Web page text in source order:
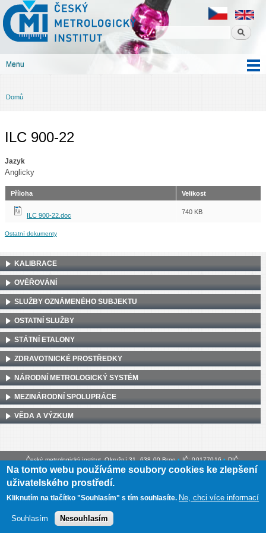
obsahu
Český
metrologický
institut
Menu
Jste zde
Domů
ILC 900-22
Jazyk
Anglicky
Příloha Velikost
ILC 900-22.doc 740 KB
Ostatní dokumenty
KALIBRACE
OVĚŘOVÁNÍ
SLUŽBY OZNÁMENÉHO SUBJEKTU
OSTATNÍ SLUŽBY
STÁTNÍ ETALONY
ZDRAVOTNICKÉ PROSTŘEDKY
NÁRODNÍ METROLOGICKÝ SYSTÉM
MEZINÁRODNÍ SPOLUPRÁCE
VĚDA A VÝZKUM
Český metrologický institut, Okružní 31, 638 00 Brno•IČ: 00177016•DIČ:
CZ00177016
Na tomto webu používáme soubory cookies ke zlepšení
uživatelského prostředí.
Kliknutím na tlačítko "Souhlasím" s tím souhlasíte. Ne, chci více informací
Souhlasím Nesouhlasím